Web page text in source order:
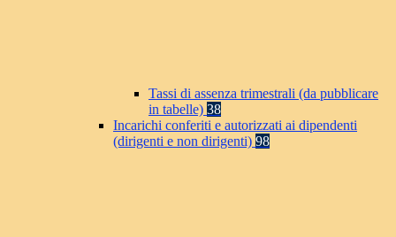
Tassi di assenza trimestrali (da pubblicare
in tabelle) 38
Incarichi conferiti e autorizzati ai dipendenti
(dirigenti e non dirigenti) 98